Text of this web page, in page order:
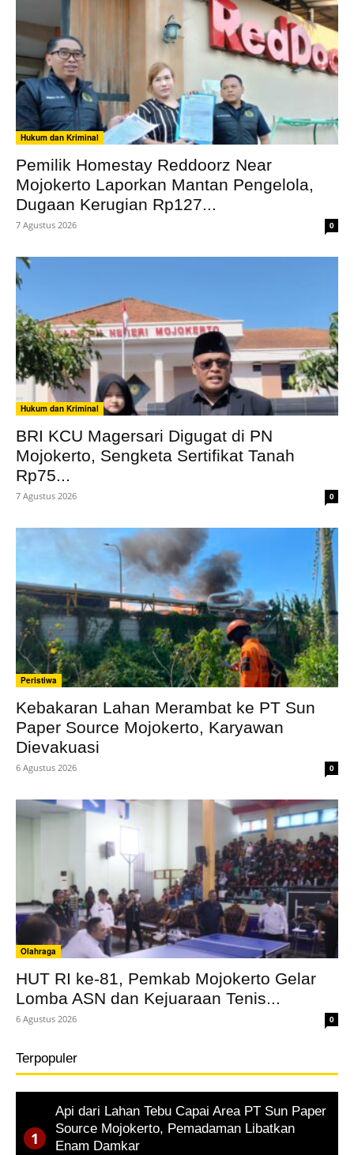
Hukum dan Kriminal
Pemilik Homestay Reddoorz Near
Mojokerto Laporkan Mantan Pengelola,
Dugaan Kerugian Rp127...
7 Agustus 2026 0
Hukum dan Kriminal
BRI KCU Magersari Digugat di PN
Mojokerto, Sengketa Sertifikat Tanah
Rp75...
7 Agustus 2026 0
Peristiwa
Kebakaran Lahan Merambat ke PT Sun
Paper Source Mojokerto, Karyawan
Dievakuasi
6 Agustus 2026 0
Olahraga
HUT RI ke-81, Pemkab Mojokerto Gelar
Lomba ASN dan Kejuaraan Tenis...
6 Agustus 2026 0
Terpopuler
Api dari Lahan Tebu Capai Area PT Sun Paper
Source Mojokerto, Pemadaman Libatkan
Enam Damkar